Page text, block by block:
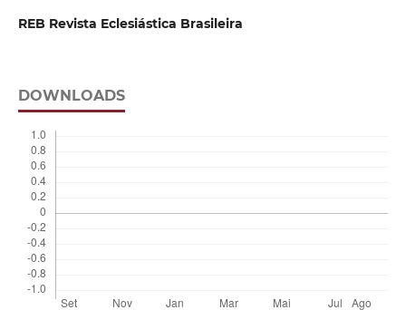
REB Revista Eclesiástica Brasileira
DOWNLOADS